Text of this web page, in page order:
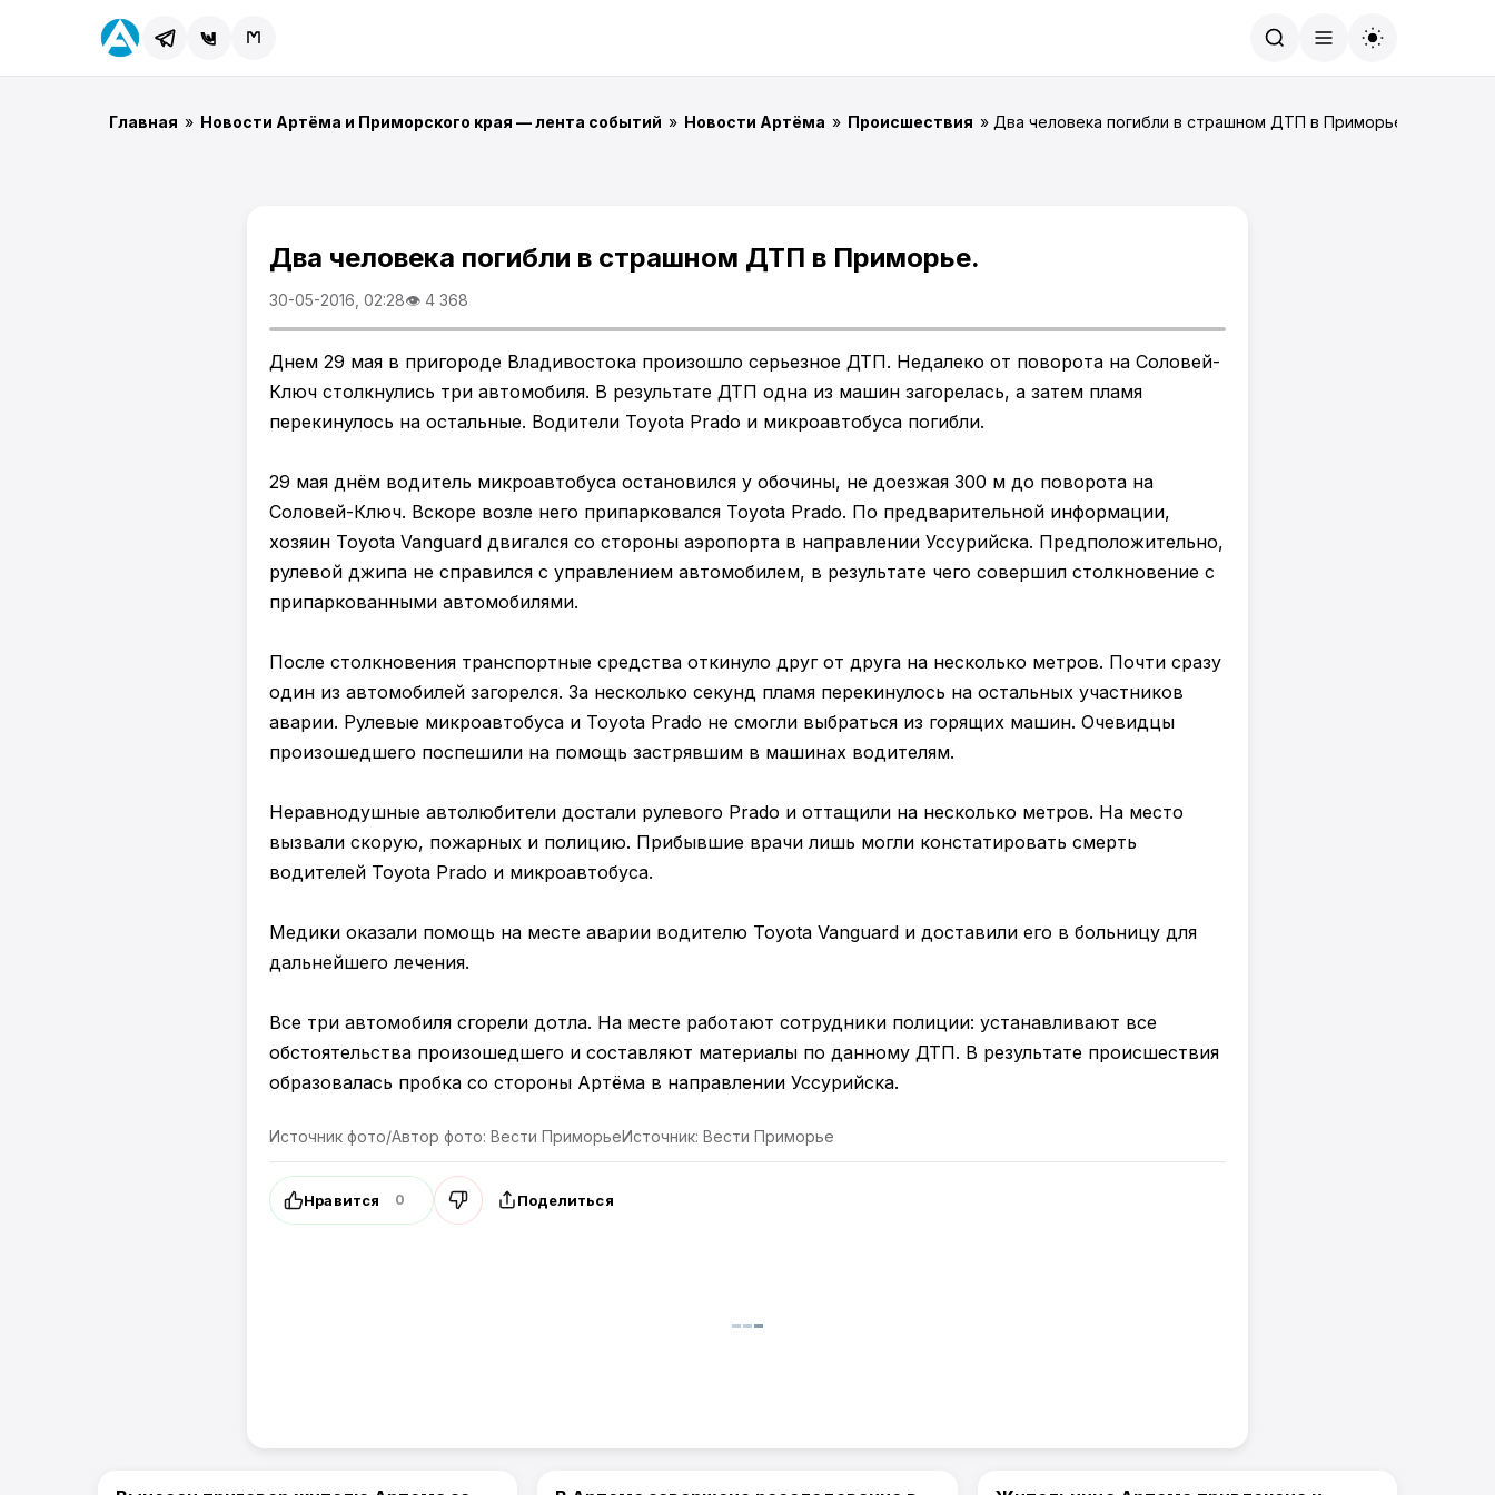
Главная » Новости Артёма и Приморского края — лента событий » Новости Артёма » Происшествия » Два человека погибли в страшном ДТП в Приморье.
Два человека погибли в страшном ДТП в Приморье.
30-05-2016, 02:28👁 4 368
Днем 29 мая в пригороде Владивостока произошло серьезное ДТП. Недалеко от поворота на Соловей-
Ключ столкнулись три автомобиля. В результате ДТП одна из машин загорелась, а затем пламя
перекинулось на остальные. Водители Toyota Prado и микроавтобуса погибли.
29 мая днём водитель микроавтобуса остановился у обочины, не доезжая 300 м до поворота на
Соловей-Ключ. Вскоре возле него припарковался Toyota Prado. По предварительной информации,
хозяин Toyota Vanguard двигался со стороны аэропорта в направлении Уссурийска. Предположительно,
рулевой джипа не справился с управлением автомобилем, в результате чего совершил столкновение с
припаркованными автомобилями.
После столкновения транспортные средства откинуло друг от друга на несколько метров. Почти сразу
один из автомобилей загорелся. За несколько секунд пламя перекинулось на остальных участников
аварии. Рулевые микроавтобуса и Toyota Prado не смогли выбраться из горящих машин. Очевидцы
произошедшего поспешили на помощь застрявшим в машинах водителям.
Неравнодушные автолюбители достали рулевого Prado и оттащили на несколько метров. На место
вызвали скорую, пожарных и полицию. Прибывшие врачи лишь могли констатировать смерть
водителей Toyota Prado и микроавтобуса.
Медики оказали помощь на месте аварии водителю Toyota Vanguard и доставили его в больницу для
дальнейшего лечения.
Все три автомобиля сгорели дотла. На месте работают сотрудники полиции: устанавливают все
обстоятельства произошедшего и составляют материалы по данному ДТП. В результате происшествия
образовалась пробка со стороны Артёма в направлении Уссурийска.
Источник фото/Автор фото: Вести ПриморьеИсточник: Вести Приморье
Нравится 0 Поделиться